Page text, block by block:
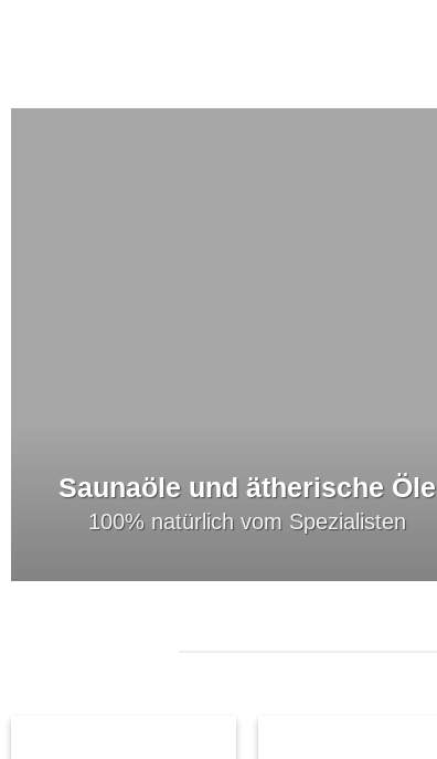
Saunaöle und ätherische Öle
100% natürlich vom Spezialisten